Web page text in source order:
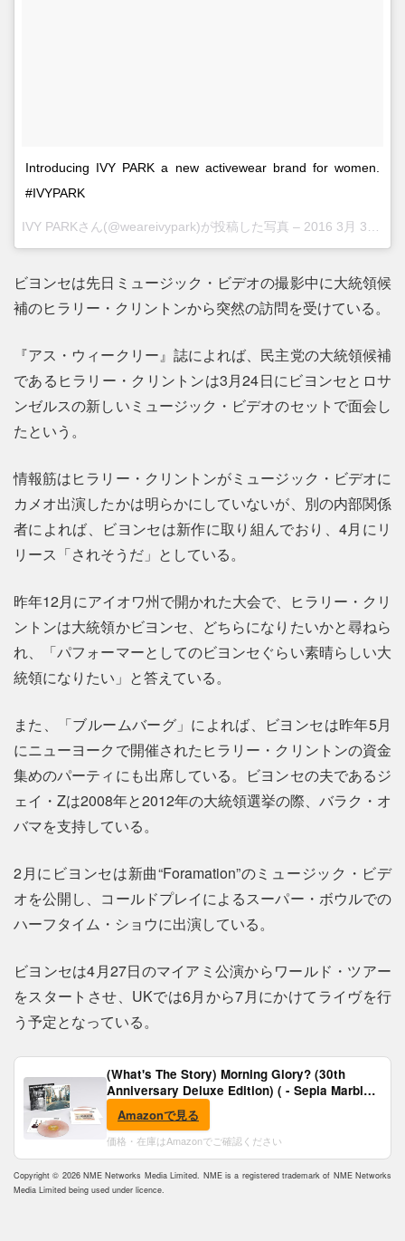
Introducing IVY PARK a new activewear brand for women.
#IVYPARK
IVY PARKさん(@weareivypark)が投稿した写真 – 2016 3月 31 7:09午前 PDT
ビヨンセは先日ミュージック・ビデオの撮影中に大統領候
補のヒラリー・クリントンから突然の訪問を受けている。
『アス・ウィークリー』誌によれば、民主党の大統領候補
であるヒラリー・クリントンは3月24日にビヨンセとロサ
ンゼルスの新しいミュージック・ビデオのセットで面会し
たという。
情報筋はヒラリー・クリントンがミュージック・ビデオに
カメオ出演したかは明らかにしていないが、別の内部関係
者によれば、ビヨンセは新作に取り組んでおり、4月にリ
リース「されそうだ」としている。
昨年12月にアイオワ州で開かれた大会で、ヒラリー・クリ
ントンは大統領かビヨンセ、どちらになりたいかと尋ねら
れ、「パフォーマーとしてのビヨンセぐらい素晴らしい大
統領になりたい」と答えている。
また、「ブルームバーグ」によれば、ビヨンセは昨年5月
にニューヨークで開催されたヒラリー・クリントンの資金
集めのパーティにも出席している。ビヨンセの夫であるジ
ェイ・Zは2008年と2012年の大統領選挙の際、バラク・オ
バマを支持している。
2月にビヨンセは新曲“Foramation”のミュージック・ビデ
オを公開し、コールドプレイによるスーパー・ボウルでの
ハーフタイム・ショウに出演している。
ビヨンセは4月27日のマイアミ公演からワールド・ツアー
をスタートさせ、UKでは6月から7月にかけてライヴを行
う予定となっている。
(What's The Story) Morning Glory? (30th
Anniversary Deluxe Edition) ( - Sepia Marble
Vinyl) [Analog]
Amazonで見る
価格・在庫はAmazonでご確認ください
Copyright © 2026 NME Networks Media Limited. NME is a registered trademark of NME Networks
Media Limited being used under licence.